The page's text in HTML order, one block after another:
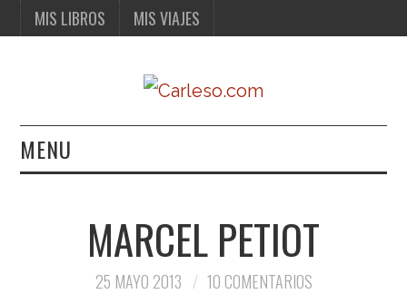
MIS LIBROS MIS VIAJES
MENU
MIS VIAJES
MARCEL PETIOT
25 MAYO 2013 10 COMENTARIOS